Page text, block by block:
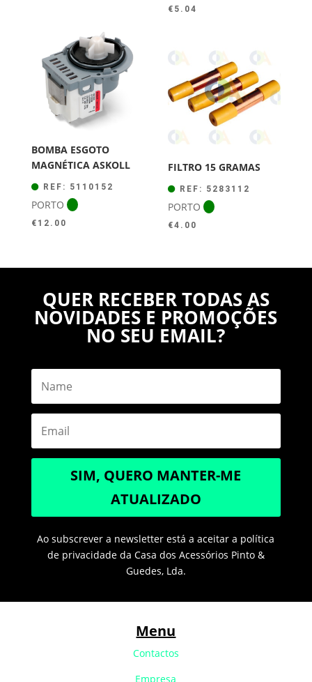
€ 5.04
BOMBA ESGOTO
MAGNÉTICA ASKOLL
REF: 5110152
PORTO
€ 12.00
FILTRO 15 GRAMAS
REF: 5283112
PORTO
€4.00
QUER RECEBER TODAS AS
NOVIDADES E PROMOÇÕES
NO SEU EMAIL?
SIM, QUERO MANTER-ME
ATUALIZADO
Ao subscrever a newsletter está a aceitar a política
de privacidade da Casa dos Acessórios Pinto &
Guedes, Lda.
Menu
Contactos
Empresa